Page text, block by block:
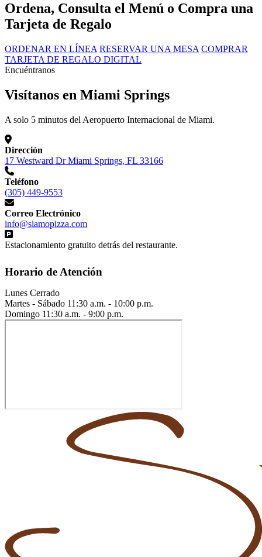
Ordena, Consulta el Menú o Compra una
Tarjeta de Regalo
ORDENAR EN LÍNEA RESERVAR UNA MESA COMPRAR
TARJETA DE REGALO DIGITAL
Encuéntranos
Visítanos en Miami Springs
A solo 5 minutos del Aeropuerto Internacional de Miami.
Dirección
17 Westward Dr Miami Springs, FL 33166
Teléfono
(305) 449-9553
Correo Electrónico
info@siamopizza.com
Estacionamiento gratuito detrás del restaurante.
Horario de Atención
Lunes Cerrado
Martes - Sábado 11:30 a.m. - 10:00 p.m.
Domingo 11:30 a.m. - 9:00 p.m.